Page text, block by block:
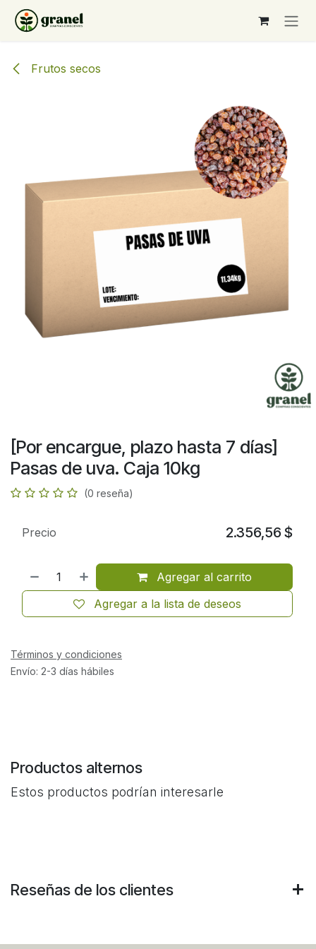
Ir al contenido
Frutos secos
[Por encargue, plazo hasta 7 días]
Pasas de uva. Caja 10kg
(0 reseña)
Agregar al carrito
Agregar a la lista de deseos
Precio 2.356,56 $
Términos y condiciones
Envío: 2-3 días hábiles
Productos alternos
Estos productos podrían interesarle
Reseñas de los clientes